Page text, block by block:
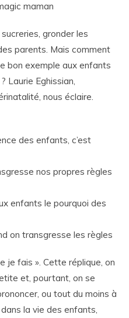
maman
gronder les
parents. Mais comment
bon exemple aux enfants
Laurie Eghissian,
nous éclaire.
des enfants, c’est
nos propres règles
enfants le pourquoi des
on transgresse les règles
je fais ». Cette réplique, on
et, pourtant, on se
ou tout du moins à
la vie des enfants,